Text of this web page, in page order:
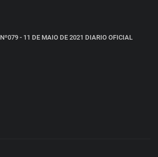
Nº079 - 11 DE MAIO DE 2021 DIARIO OFICIAL